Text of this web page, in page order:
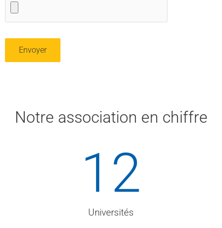
Notre association en chiffre
Universités
12